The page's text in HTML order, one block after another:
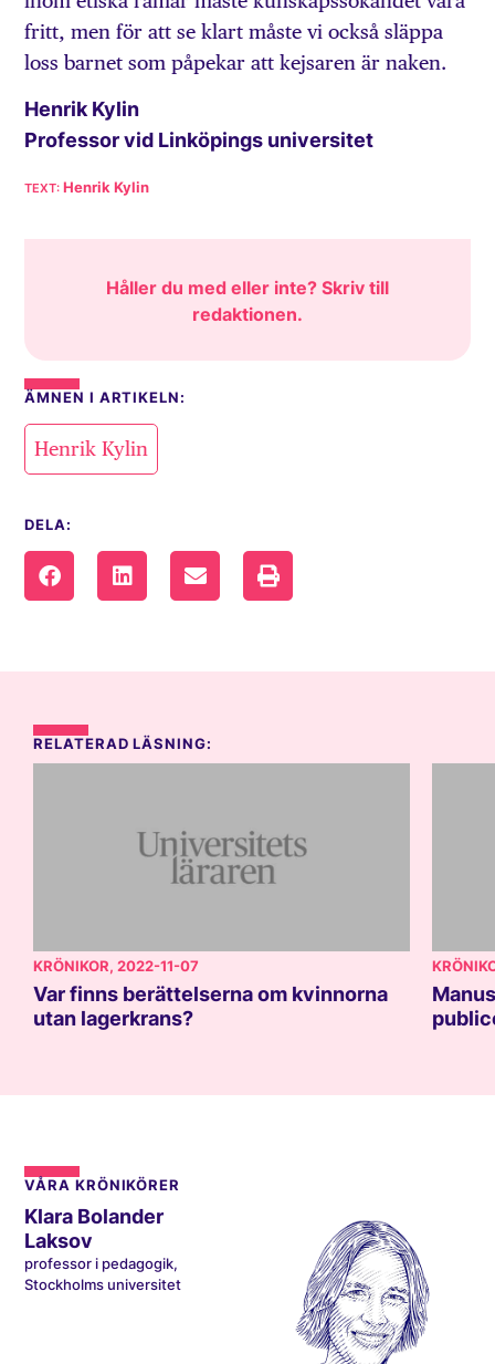
fritt, men för att se klart måste vi också släppa
loss barnet som påpekar att kejsaren är naken.
Henrik Kylin
Professor vid Linköpings universitet
Henrik Kylin
Håller du med eller inte? Skriv till
redaktionen.
ÄMNEN I ARTIKELN:
Henrik Kylin
DELA:
RELATERAD LÄSNING:
KRÖNIKOR, 2022-11-07
Var finns berättelserna om kvinnorna
utan lagerkrans?
VÅRA KRÖNIKÖRER
Klara Bolander
Laksov
professor i pedagogik,
Stockholms universitet